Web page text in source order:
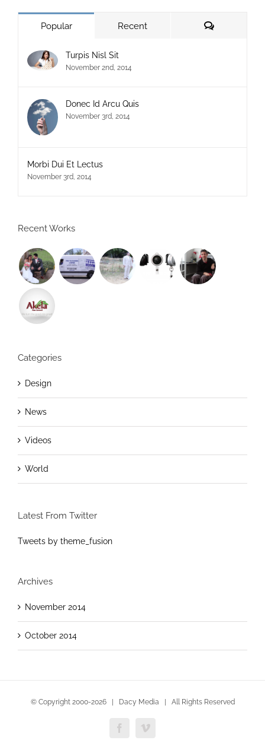
Popular Recent Comments
Turpis Nisl Sit
November 2nd, 2014
Donec Id Arcu Quis
November 3rd, 2014
Morbi Dui Et Lectus
November 3rd, 2014
Recent Works
Categories
Design
News
Videos
World
Latest From Twitter
Tweets by theme_fusion
Archives
November 2014
October 2014
© Copyright 2000-2026 | Dacy Media | All Rights Reserved
FacebookVimeo